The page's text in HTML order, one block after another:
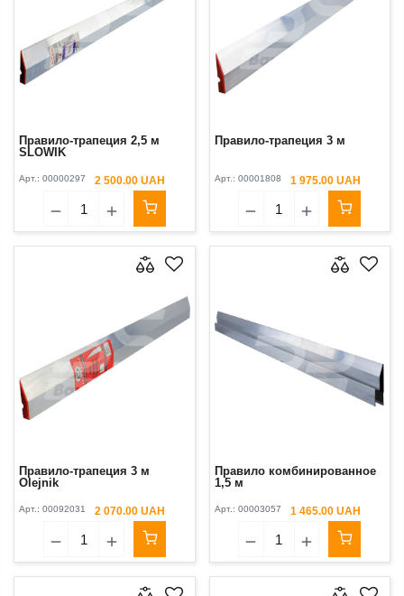
Правило-трапеция 2,5 м
SLOWIK
Арт.: 00000297 2 500.00 UAH
Правило-трапеция 3 м
Арт.: 00001808 1 975.00 UAH
Правило-трапеция 3 м
Olejnik
Арт.: 00092031 2 070.00 UAH
Правило комбинированное
1,5 м
Арт.: 00003057 1 465.00 UAH